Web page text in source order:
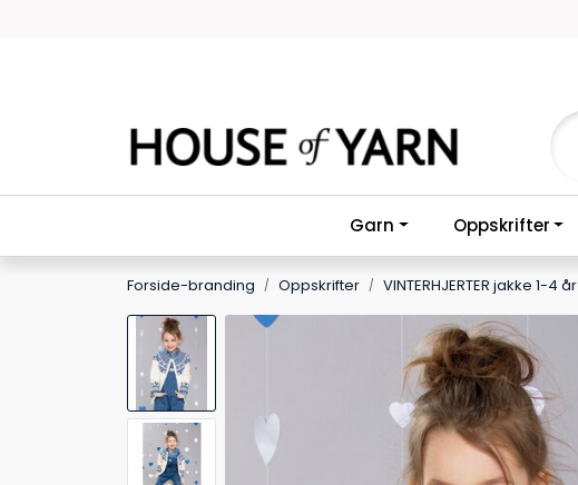
Garn Oppskrifter
Forside-branding Oppskrifter VINTERHJERTER jakke 1-4 år